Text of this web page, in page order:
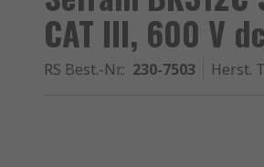
CAT III, 600 V
RS Best.-Nr.: 230-7503 Herst.